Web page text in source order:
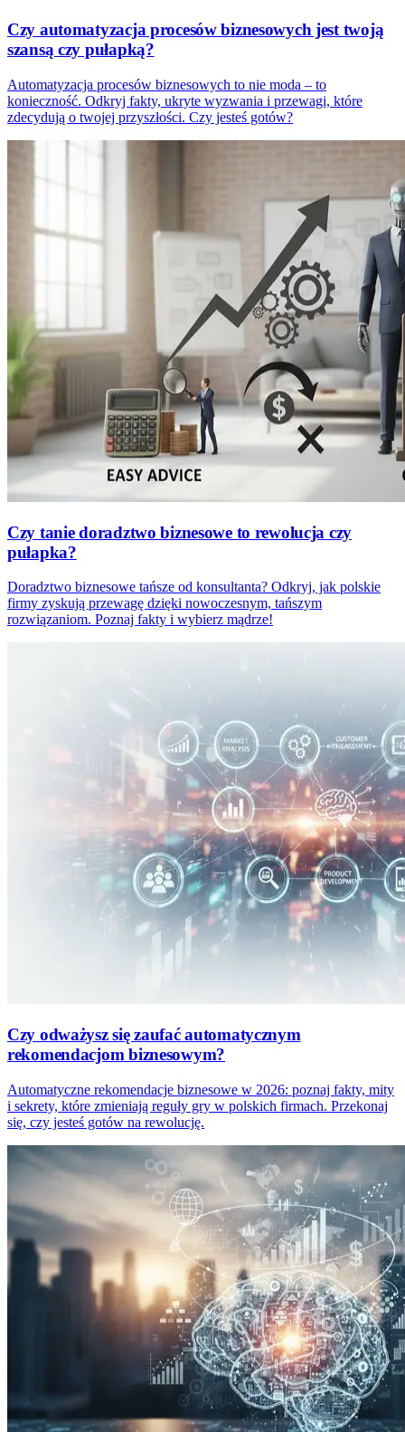
Czy automatyzacja procesów biznesowych jest twoją
szansą czy pułapką?
Automatyzacja procesów biznesowych to nie moda – to
konieczność. Odkryj fakty, ukryte wyzwania i przewagi, które
zdecydują o twojej przyszłości. Czy jesteś gotów?
Czy tanie doradztwo biznesowe to rewolucja czy
pułapka?
Doradztwo biznesowe tańsze od konsultanta? Odkryj, jak polskie
firmy zyskują przewagę dzięki nowoczesnym, tańszym
rozwiązaniom. Poznaj fakty i wybierz mądrze!
Czy odważysz się zaufać automatycznym
rekomendacjom biznesowym?
Automatyczne rekomendacje biznesowe w 2026: poznaj fakty, mity
i sekrety, które zmieniają reguły gry w polskich firmach. Przekonaj
się, czy jesteś gotów na rewolucję.